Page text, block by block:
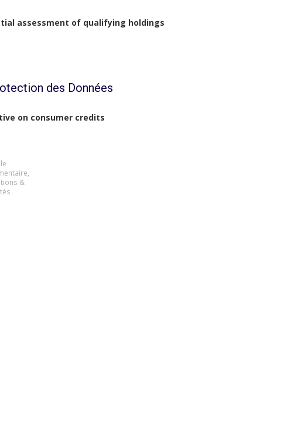
assessment of qualifying holdings
des Données
on consumer credits
&